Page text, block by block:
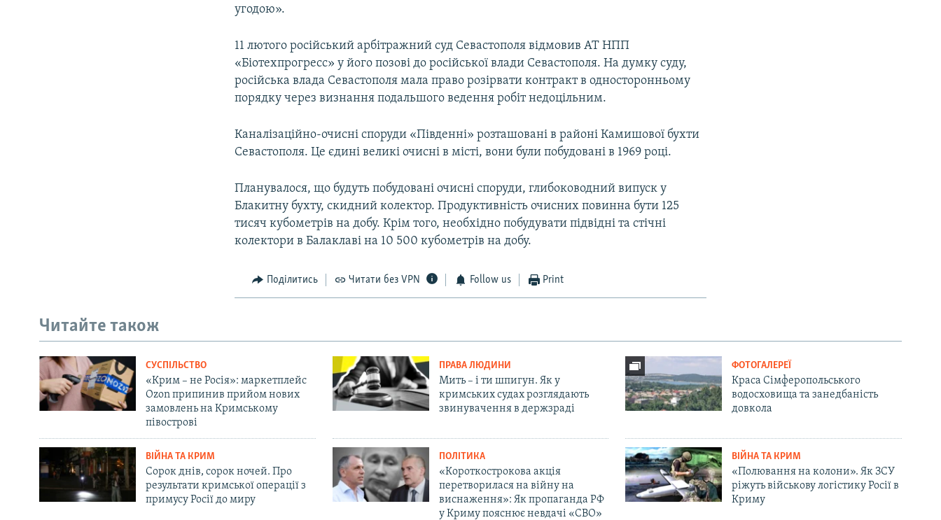
угодою».
11 лютого російський арбітражний суд Севастополя відмовив АТ НПП
«Біотехпрогресс» у його позові до російської влади Севастополя. На думку суду,
російська влада Севастополя мала право розірвати контракт в односторонньому
порядку через визнання подальшого ведення робіт недоцільним.
Каналізаційно-очисні споруди «Південні» розташовані в районі Камишової бухти
Севастополя. Це єдині великі очисні в місті, вони були побудовані в 1969 році.
Планувалося, що будуть побудовані очисні споруди, глибоководний випуск у
Блакитну бухту, скидний колектор. Продуктивність очисних повинна бути 125
тисяч кубометрів на добу. Крім того, необхідно побудувати підвідні та стічні
колектори в Балаклаві на 10 500 кубометрів на добу.
Поділитись Читати без VPN Follow us Print
Читайте також
СУСПІЛЬСТВО
«Крим – не Росія»: маркетплейс
Ozon припинив прийом нових
замовлень на Кримському
півострові
ПРАВА ЛЮДИНИ
Мить – і ти шпигун. Як у
кримських судах розглядають
звинувачення в держзраді
ФОТОГАЛЕРЕЇ
Краса Сімферопольського
водосховища та занедбаність
довкола
ВІЙНА ТА КРИМ
Сорок днів, сорок ночей. Про
результати кримської операції з
примусу Росії до миру
ПОЛІТИКА
«Короткострокова акція
перетворилася на війну на
виснаження»: Як пропаганда РФ
у Криму пояснює невдачі «СВО»
ВІЙНА ТА КРИМ
«Полювання на колони». Як ЗСУ
ріжуть військову логістику Росії в
Криму